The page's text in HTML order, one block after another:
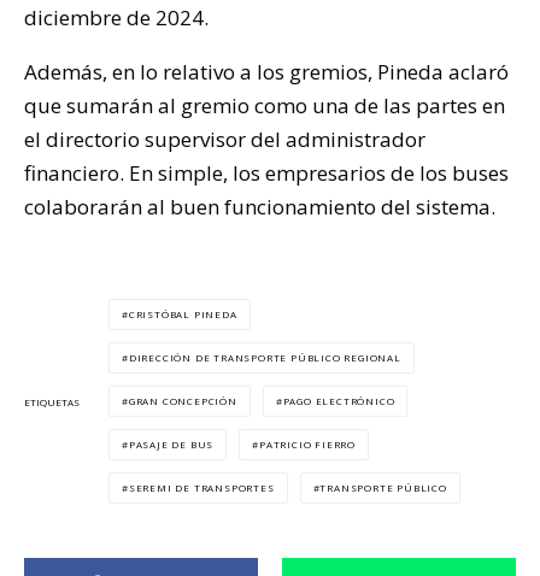
diciembre de 2024.
Además, en lo relativo a los gremios, Pineda aclaró
que sumarán al gremio como una de las partes en
el directorio supervisor del administrador
financiero. En simple, los empresarios de los buses
colaborarán al buen funcionamiento del sistema.
ETIQUETAS
CRISTÓBAL PINEDA
DIRECCIÓN DE TRANSPORTE PÚBLICO REGIONAL
GRAN CONCEPCIÓN PAGO ELECTRÓNICO
PASAJE DE BUS PATRICIO FIERRO
SEREMI DE TRANSPORTES TRANSPORTE PÚBLICO